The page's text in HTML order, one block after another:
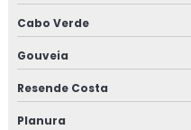
Cabo Verde
Gouveia
Resende Costa
Planura